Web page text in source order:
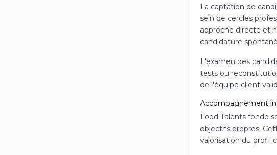
La captation de
sein de cercles
approche directe et
candidature
L'examen des
tests ou
de l'équipe client
Accompagnement
Food Talents fonde
objectifs propres.
valorisation du profil